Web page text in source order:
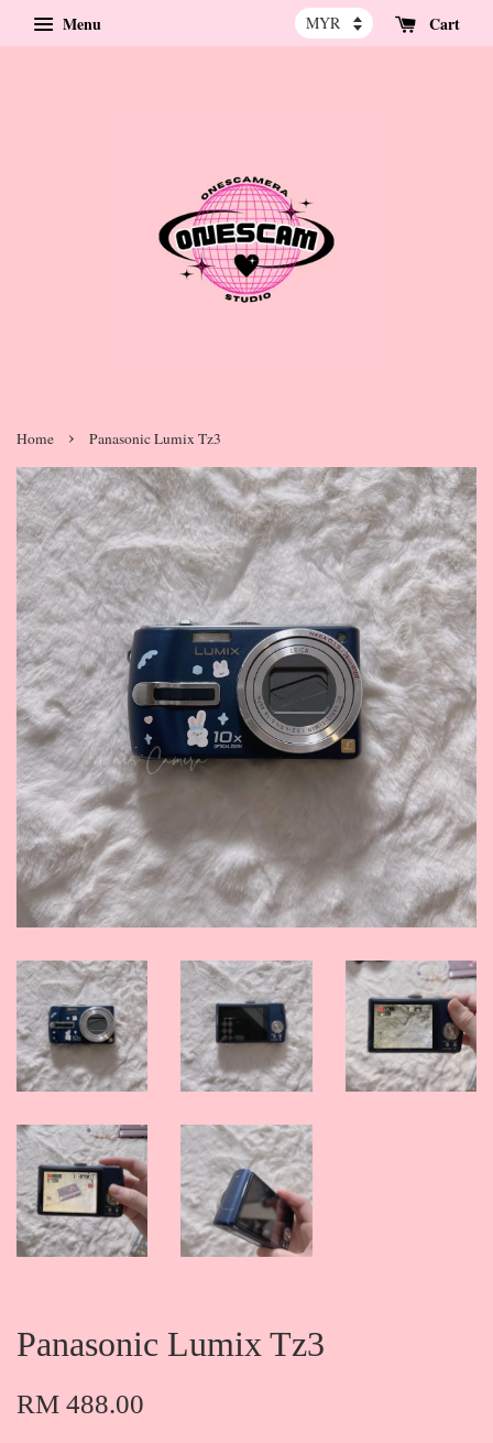
Menu Cart
Home › Panasonic Lumix Tz3
Panasonic Lumix Tz3
RM 488.00